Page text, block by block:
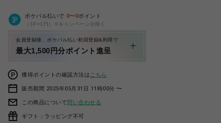
ポケパル払いで 0〜0ポイント
（1P=1円）※キャンペーン分除く
会員登録後、ポケパル払い初回登録&利用で
最大1,500円分ポイント進呈
獲得ポイントの確認方法は こちら
販売期間 2025年05月31日 11時00分 〜
この商品について問い合わせる
ギフト：ラッピング不可